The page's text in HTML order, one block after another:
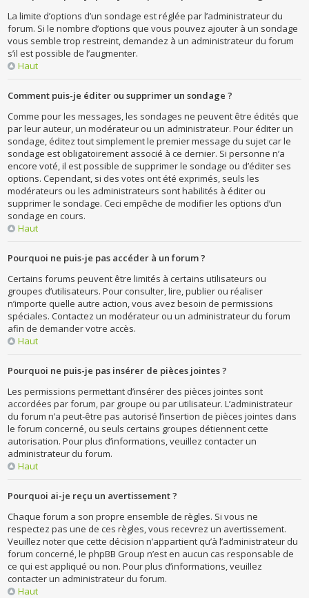
La limite d’options d’un sondage est réglée par l’administrateur du
forum. Si le nombre d’options que vous pouvez ajouter à un sondage
vous semble trop restreint, demandez à un administrateur du forum
s’il est possible de l’augmenter.
Haut
Comment puis-je éditer ou supprimer un sondage ?
Comme pour les messages, les sondages ne peuvent être édités que
par leur auteur, un modérateur ou un administrateur. Pour éditer un
sondage, éditez tout simplement le premier message du sujet car le
sondage est obligatoirement associé à ce dernier. Si personne n’a
encore voté, il est possible de supprimer le sondage ou d’éditer ses
options. Cependant, si des votes ont été exprimés, seuls les
modérateurs ou les administrateurs sont habilités à éditer ou
supprimer le sondage. Ceci empêche de modifier les options d’un
sondage en cours.
Haut
Pourquoi ne puis-je pas accéder à un forum ?
Certains forums peuvent être limités à certains utilisateurs ou
groupes d’utilisateurs. Pour consulter, lire, publier ou réaliser
n’importe quelle autre action, vous avez besoin de permissions
spéciales. Contactez un modérateur ou un administrateur du forum
afin de demander votre accès.
Haut
Pourquoi ne puis-je pas insérer de pièces jointes ?
Les permissions permettant d’insérer des pièces jointes sont
accordées par forum, par groupe ou par utilisateur. L’administrateur
du forum n’a peut-être pas autorisé l’insertion de pièces jointes dans
le forum concerné, ou seuls certains groupes détiennent cette
autorisation. Pour plus d’informations, veuillez contacter un
administrateur du forum.
Haut
Pourquoi ai-je reçu un avertissement ?
Chaque forum a son propre ensemble de règles. Si vous ne
respectez pas une de ces règles, vous recevrez un avertissement.
Veuillez noter que cette décision n’appartient qu’à l’administrateur du
forum concerné, le phpBB Group n’est en aucun cas responsable de
ce qui est appliqué ou non. Pour plus d’informations, veuillez
contacter un administrateur du forum.
Haut